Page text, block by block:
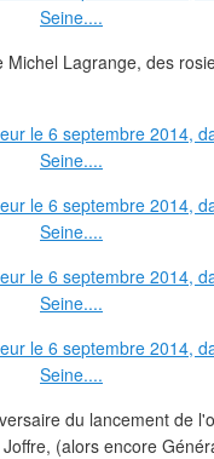
Lagrange, des
du lancement de
(alors encore